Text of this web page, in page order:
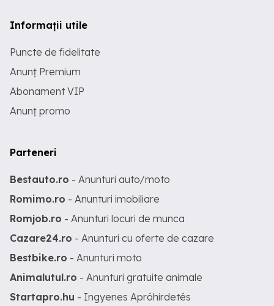
Informații utile
Puncte de fidelitate
Anunț Premium
Abonament VIP
Anunț promo
Parteneri
Bestauto.ro - Anunturi auto/moto
Romimo.ro - Anunturi imobiliare
Romjob.ro - Anunturi locuri de munca
Cazare24.ro - Anunturi cu oferte de cazare
Bestbike.ro - Anunturi moto
Animalutul.ro - Anunturi gratuite animale
Startapro.hu - Ingyenes Apróhirdetés